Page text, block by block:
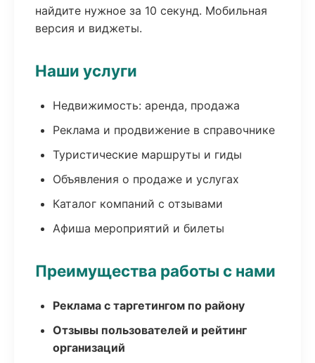
найдите нужное за 10 секунд. Мобильная
версия и виджеты.
Наши услуги
Недвижимость: аренда, продажа
Реклама и продвижение в справочнике
Туристические маршруты и гиды
Объявления о продаже и услугах
Каталог компаний с отзывами
Афиша мероприятий и билеты
Преимущества работы с нами
Реклама с таргетингом по району
Отзывы пользователей и рейтинг
организаций